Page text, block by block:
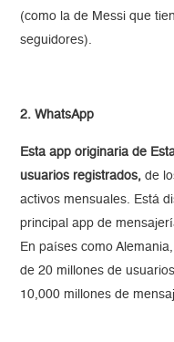
(como la de Messi que
seguidores).
2. WhatsApp
Esta app originaria de
usuarios registrados, de
activos mensuales. Está
principal app de
En países como
de 20 millones de
10,000 millones de